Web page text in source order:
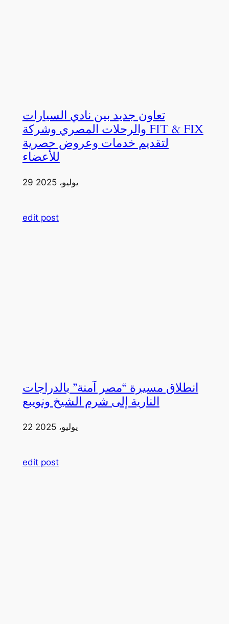
تعاون جديد بين نادي السيارات
والرحلات المصري وشركة FIT & FIX
لتقديم خدمات وعروض حصرية
للأعضاء
29 يوليو، 2025
edit post
انطلاق مسيرة “مصر آمنة” بالدراجات
النارية إلى شرم الشيخ ونويبع
22 يوليو، 2025
edit post